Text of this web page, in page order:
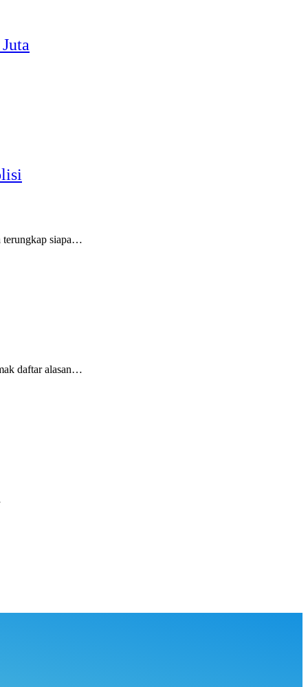
terungkap siapa…
daftar alasan…